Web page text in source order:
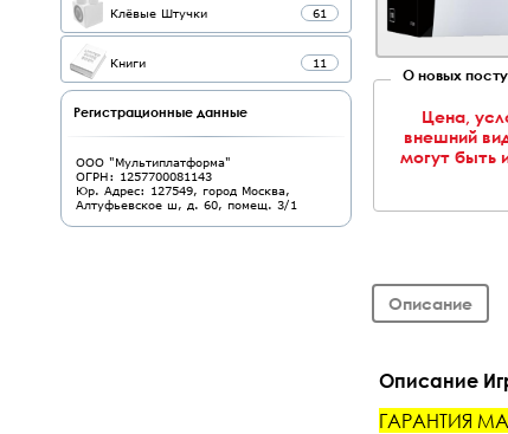
Клёвые Штучки 61
Книги 11
Регистрационные данные
ООО "Мультиплатформа"
ОГРН: 1257700081143
Юр. Адрес: 127549, город Москва,
Алтуфьевское ш, д. 60, помещ. 3/1
О новых
Цена,
внешний
могут быть
Описание
Описание
ГАРАНТИЯ